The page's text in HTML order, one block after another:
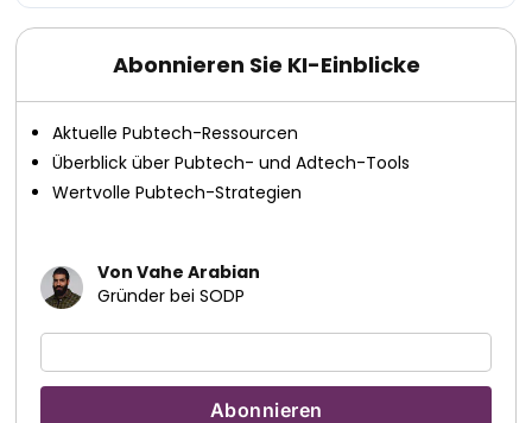
Abonnieren Sie KI-Einblicke
Aktuelle Pubtech-Ressourcen
Überblick über Pubtech- und Adtech-Tools
Wertvolle Pubtech-Strategien
Von Vahe Arabian
Gründer bei SODP